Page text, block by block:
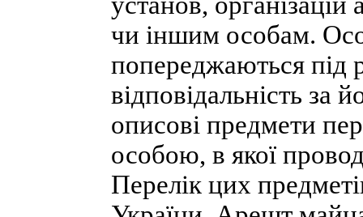
чи іншим особам.
попереджаються під
відповідальність за
описові предмети
особою, в якої
Перелік цих